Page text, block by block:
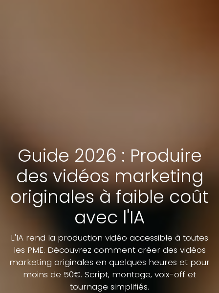
Guide 2026 : Produire
des vidéos marketing
originales à faible coût
avec l'IA
L'IA rend la production vidéo accessible à toutes
les PME. Découvrez comment créer des vidéos
marketing originales en quelques heures et pour
moins de 50€. Script, montage, voix-off et
tournage simplifiés.